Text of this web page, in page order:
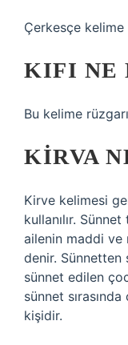
Çerkesçe kelime
KIFI NE
Bu kelime
KIRVA
Kirve kelimesi
kullanılır.
ailenin maddi ve
denir.
sünnet edilen
sünnet
kişidir.